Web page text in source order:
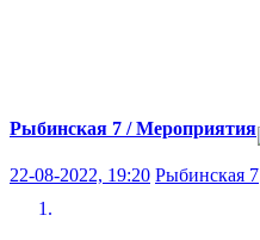
Рыбинская 7 / Мероприятия
22-08-2022, 19:20 Рыбинская 7